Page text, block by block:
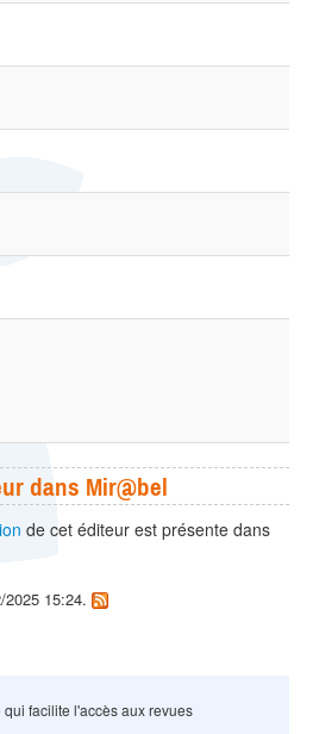
dans Mir@bel
de cet éditeur est présente dans
15:24.
qui facilite l'accès aux revues